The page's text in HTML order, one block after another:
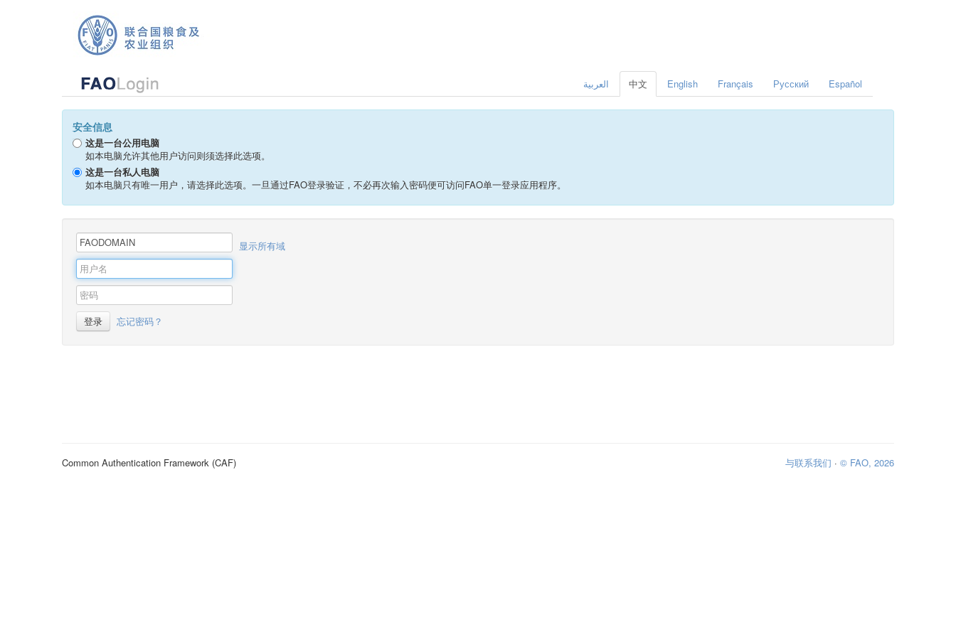
Español
Русский
Français
English
中文 العربية
安全信息
这是一台公用电脑
如本电脑允许其他用户访问则须选择此选项。
这是一台私人电脑
如本电脑只有唯一用户，请选择此选项。一旦通过FAO登录验证，不必再次输入密码便可访问FAO单一登录应用程序。
显示所有域
登录 忘记密码？
Common Authentication Framework (CAF) 与联系我们 · © FAO, 2026